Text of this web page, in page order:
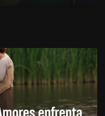
enfrenta